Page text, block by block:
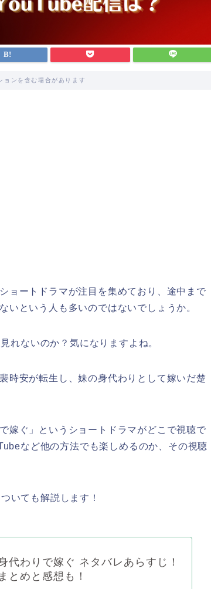
ョンを含む場合があります
ョートドラマが注目を集めており、途中まで
いという人も多いのではないでしょうか。
れないのか？気になりますよね。
時安が転生し、妹の身代わりとして嫁いだ楚
嫁ぐ」
というショートドラマがどこで視聴で
など他の方法でも楽しめるのか、その視聴
いても解説します！
代わりで嫁ぐ ネタバレあらすじ！
とめと感想も！